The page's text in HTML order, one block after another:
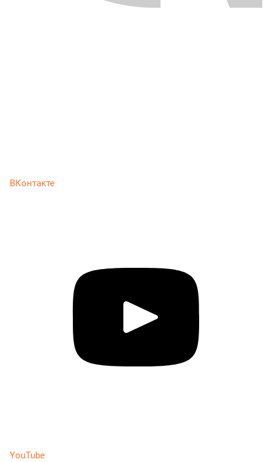
ВКонтакте
YouTube